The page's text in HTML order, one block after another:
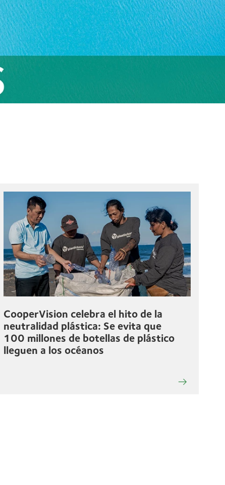
CooperVision celebra el hito de la
neutralidad plástica: Se evita que
100 millones de botellas de plástico
lleguen a los océanos